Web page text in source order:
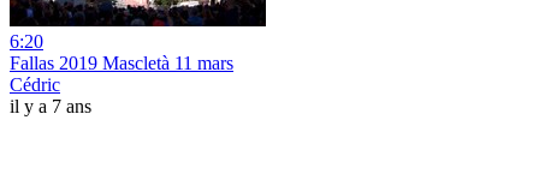
6:20
Fallas 2019 Mascletà 11 mars
Cédric
il y a 7 ans